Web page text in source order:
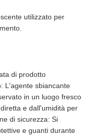
utilizzato per
di prodotto
L'agente sbiancante
in un luogo fresco
e dall'umidità per
di sicurezza: Si
e guanti durante